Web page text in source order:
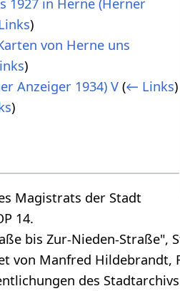
1927 in Herne (Herner
)
von Herne uns
)
Anzeiger 1934) V (← Links)
)
Magistrats der Stadt
14.
bis Zur-Nieden-Straße",
von Manfred Hildebrandt,
des